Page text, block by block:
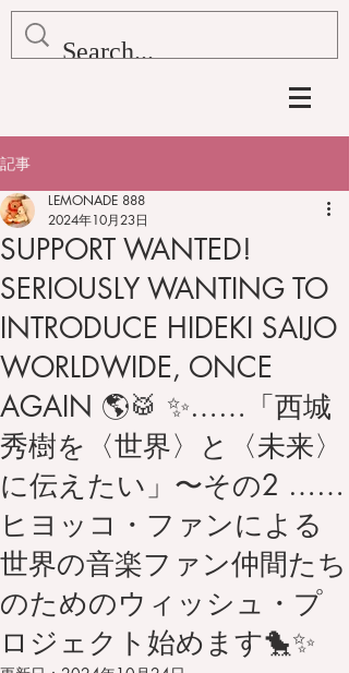
記事
SUPPORT WANTED!
SERIOUSLY WANTING TO
INTRODUCE HIDEKI SAIJO
WORLDWIDE, ONCE
AGAIN 🌎🥁 ✨……「西城
秀樹を〈世界〉と〈未来〉
に伝えたい」〜その2 ……
ヒヨッコ・ファンによる
世界の音楽ファン仲間たち
のためのウィッシュ・プ
ロジェクト始めます🐤✨
LEMONADE 888
2024年10月23日